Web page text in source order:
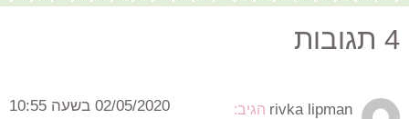
4 תגובות
rivka lipman הגיב: 02/05/2020 בשעה 10:55